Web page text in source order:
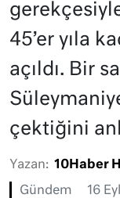
45’er yıla
açıldı. Bir
çektiğini
Yazan: 10Haber
Gündem 16